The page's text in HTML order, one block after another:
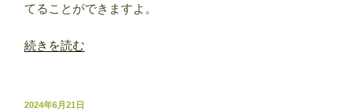
てることができますよ。
“紫
数
続きを読む
投
2024年6月21日